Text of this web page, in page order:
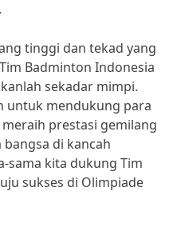
tinggi dan tekad yang
Badminton Indonesia
sekadar mimpi.
untuk mendukung para
prestasi gemilang
di kancah
sama kita dukung Tim
sukses di Olimpiade